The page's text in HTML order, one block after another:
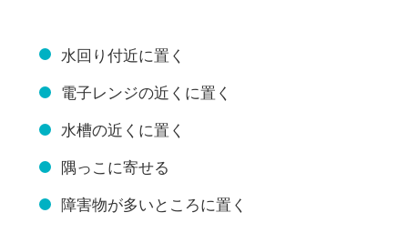
水回り付近に置く
電子レンジの近くに置く
水槽の近くに置く
隅っこに寄せる
障害物が多いところに置く